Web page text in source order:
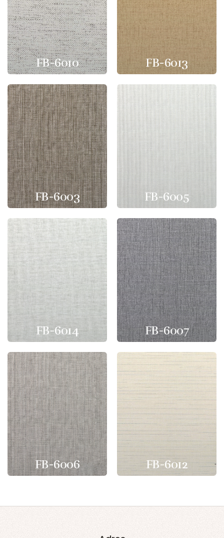
FB-6010 FB-6013
FB-6003 FB-6005
FB-6014 FB-6007
FB-6006 FB-6012